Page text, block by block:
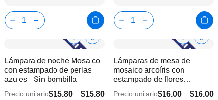
Show
Product
Info
Añadir
la
deseos
Lámpara de noche Mosaico
con estampado de perlas
azules - Sin bombilla
$15.80
$12.29
Precio unitario$15.80
Show
Product
Info
Lámparas de mesa de
mosaico arcoíris con
estampado de flores
multicolor - Sin bombilla
$16.00
$12.45
Precio unitario$16.00